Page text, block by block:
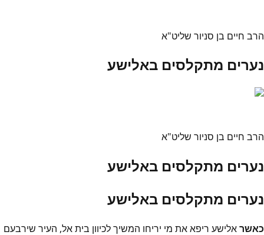
הרב חיים בן סניור שליט"א
נערים מתקלסים באלישע
הרב חיים בן סניור שליט"א
נערים מתקלסים באלישע
נערים מתקלסים באלישע
כאשראלישע ריפא את מי יריחו המשיך לכיוון בית אל, העיר שירבעם